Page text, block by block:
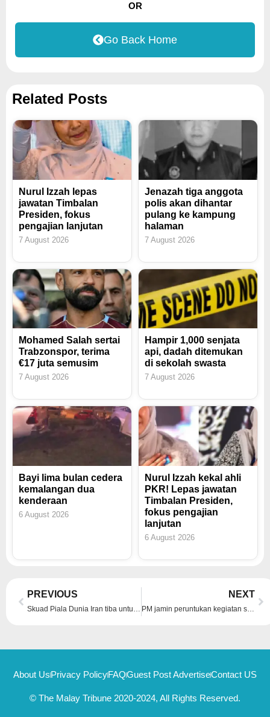
OR
Go Back Home
Related Posts
Nurul Izzah lepas
jawatan Timbalan
Presiden, fokus
pengajian lanjutan
7 August 2026
Jenazah tiga anggota
polis akan dihantar
pulang ke kampung
halaman
7 August 2026
Mohamed Salah sertai
Trabzonspor, terima
€17 juta semusim
7 August 2026
Hampir 1,000 senjata
api, dadah ditemukan
di sekolah swasta
7 August 2026
Bayi lima bulan cedera
kemalangan dua
kenderaan
6 August 2026
Nurul Izzah kekal ahli
PKR! Lepas jawatan
Timbalan Presiden,
fokus pengajian
lanjutan
6 August 2026
Prev
PREVIOUS
Skuad Piala Dunia Iran tiba untuk latihan di selatan Turkiye
NEXT
PM jamin peruntukan kegiatan sukan, kebajikan atlet tetap dipelihara
About Us Privacy PolicyFAQGuest Post AdvertiseContact US
© The Malay Tribune 2020-2024, All Rights Reserved.